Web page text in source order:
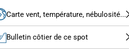
Carte vent, température, nébulosité...
Bulletin côtier de ce spot